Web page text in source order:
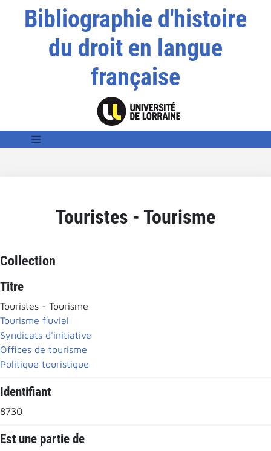
Bibliographie d'histoire
du droit en langue
française
Touristes - Tourisme
Collection
Titre
Touristes - Tourisme
Tourisme fluvial
Syndicats d'initiative
Offices de tourisme
Politique touristique
Identifiant
8730
Est une partie de